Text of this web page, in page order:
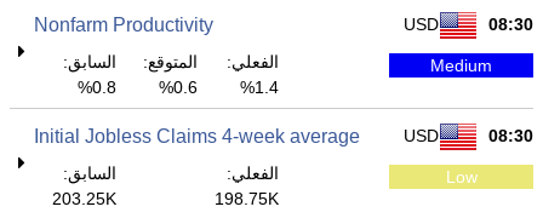
08:30
USD
Nonfarm Productivity
Medium
الفعلي:
1.4%
المتوقع:
0.6%
السابق:
0.8%
08:30
USD
Initial Jobless Claims 4-week average
Low
الفعلي:
198.75K
السابق:
203.25K